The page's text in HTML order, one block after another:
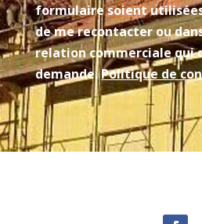
formulaire soient
de me recontacter ou
relation commerciale qui
demande.Politique de